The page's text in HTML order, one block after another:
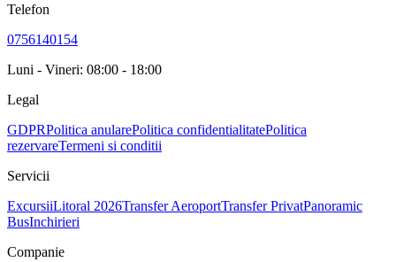
Telefon
0756140154
Luni - Vineri: 08:00 - 18:00
Legal
GDPRPolitica anularePolitica confidentialitatePolitica
rezervareTermeni si conditii
Servicii
ExcursiiLitoral 2026Transfer AeroportTransfer PrivatPanoramic
BusInchirieri
Companie